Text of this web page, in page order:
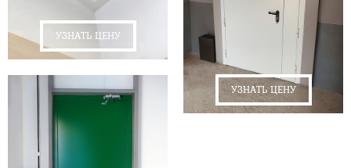
УЗНАТЬ ЦЕНУ
УЗНАТЬ ЦЕНУ